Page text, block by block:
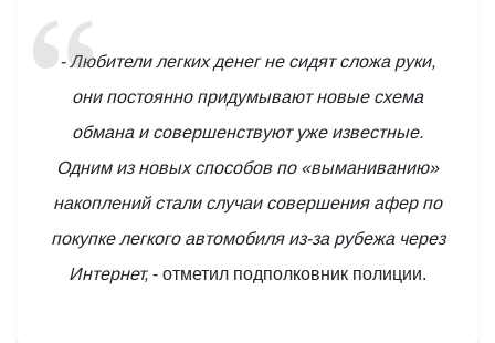
- Любители легких денег не сидят сложа руки,
они постоянно придумывают новые схема
обмана и совершенствуют уже известные.
Одним из новых способов по «выманиванию»
накоплений стали случаи совершения афер по
покупке легкого автомобиля из-за рубежа через
Интернет, - отметил подполковник полиции.